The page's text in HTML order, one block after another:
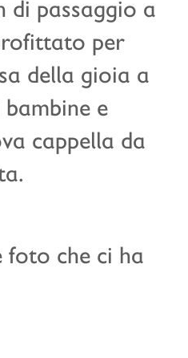
di passaggio a
per
della gioia a
e
cappella da
che ci ha